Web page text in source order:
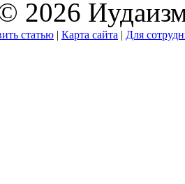
2026
статью | Карта сайта | Для